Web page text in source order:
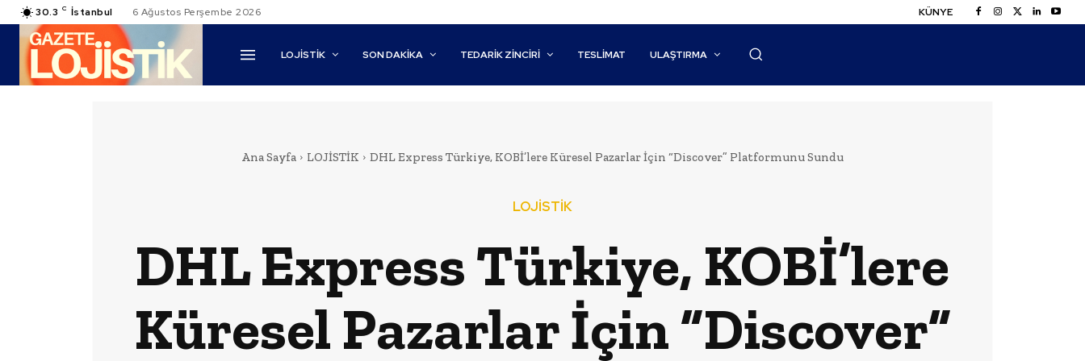
30.3 C İstanbul 6 Ağustos Perşembe 2026 KÜNYE
LOJİSTİK SON DAKİKA TEDARIK ZINCIRI TESLIMAT ULAŞTIRMA
Ana Sayfa LOJİSTİK DHL Express Türkiye, KOBİ’lere Küresel Pazarlar İçin “Discover” Platformunu Sundu
LOJİSTİK
DHL Express Türkiye, KOBİ’lere
Küresel Pazarlar İçin “Discover”